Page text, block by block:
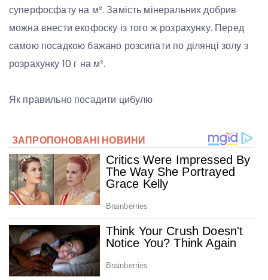
суперфосфату на м². Замість мінеральних добрив
можна внести екофоску із того ж розрахунку. Перед
самою посадкою бажано розсипати по ділянці золу з
розрахунку 10 г на м².
Як правильно посадити цибулю